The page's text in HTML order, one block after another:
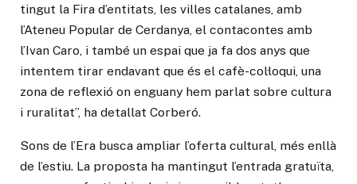
tingut la Fira d’entitats, les villes catalanes, amb
l’Ateneu Popular de Cerdanya, el contacontes amb
l’Ivan Caro, i també un espai que ja fa dos anys que
intentem tirar endavant que és el cafè-col·loqui, una
zona de reflexió on enguany hem parlat sobre cultura
i ruralitat”, ha detallat Corberó.
Sons de l’Era busca ampliar l’oferta cultural, més enllà
de l’estiu. La proposta ha mantingut l’entrada gratuïta,